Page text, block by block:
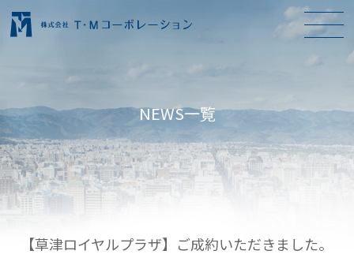
NEWS一覧
【草津ロイヤルプラザ】ご成約いただきました。